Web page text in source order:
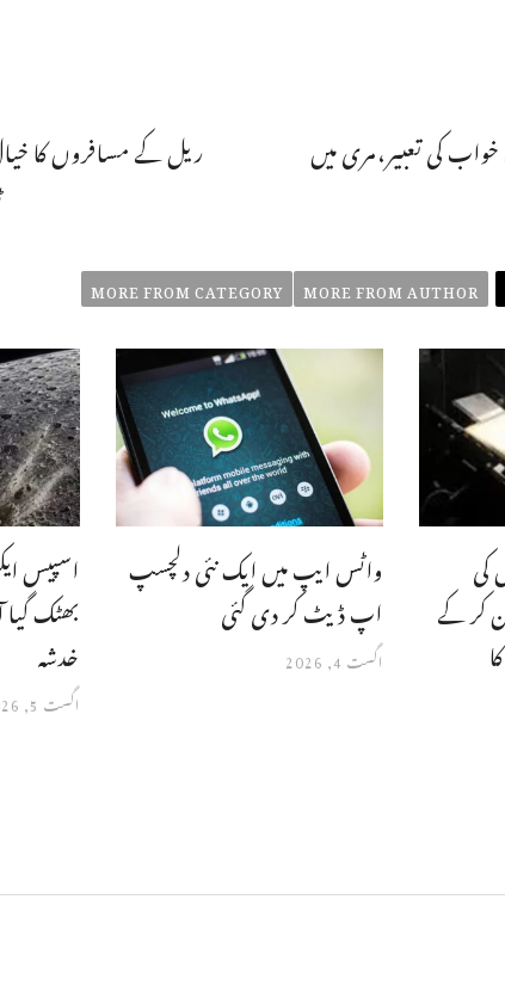
ریل کے مسافروں کا
کی تعبیر،مری میں
MORE FROM AUTHOR
MORE FROM CATEGORY
اسپیس
بھٹک
خدشہ
اگست 5, 2026
واٹس ایپ میں ایک نئی دلچسپ
اپ ڈیٹ کر دی گئی
اگست 4, 2026
کی
کر کے